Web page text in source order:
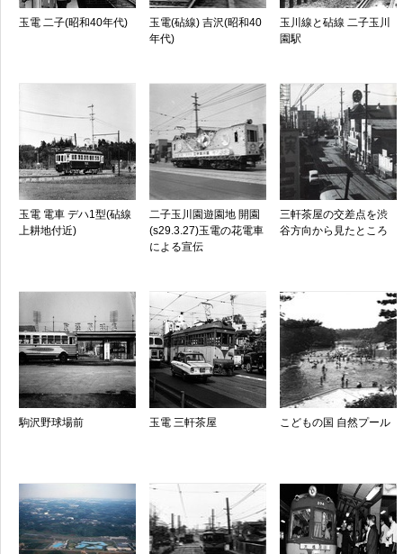
玉電 二子(昭和40年代)
玉電(砧線) 吉沢(昭和40
年代)
玉川線と砧線 二子玉川
園駅
玉電 電車 デハ1型(砧線
上耕地付近)
二子玉川園遊園地 開園
(s29.3.27)玉電の花電車
による宣伝
三軒茶屋の交差点を渋
谷方向から見たところ
駒沢野球場前 玉電 三軒茶屋 こどもの国 自然プール